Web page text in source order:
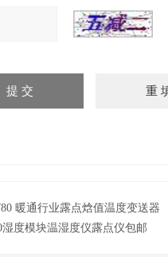
暖通行业露点焓值温度变送器
度模块温湿度仪露点仪包邮